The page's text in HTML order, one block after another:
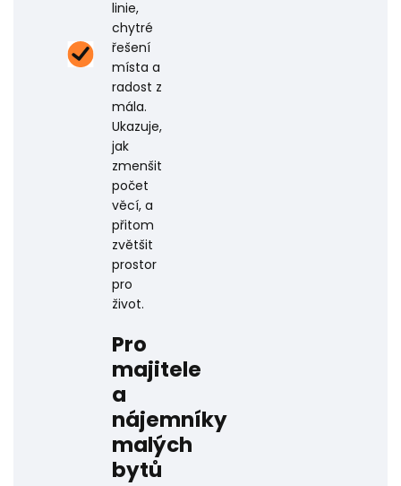
linie,
chytré
řešení
místa a
radost z
mála.
Ukazuje,
jak
zmenšit
počet
věcí, a
přitom
zvětšit
prostor
pro
život.
Pro
majitele
a
nájemníky
malých
bytů